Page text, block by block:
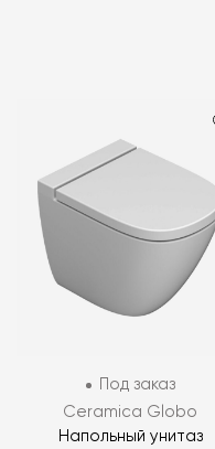
Под заказ
Ceramica Globo
Напольный унитаз